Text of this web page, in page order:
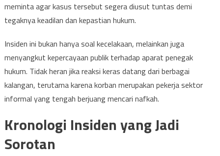
meminta agar kasus tersebut segera diusut tuntas demi
tegaknya keadilan dan kepastian hukum.
Insiden ini bukan hanya soal kecelakaan, melainkan juga
menyangkut kepercayaan publik terhadap aparat penegak
hukum. Tidak heran jika reaksi keras datang dari berbagai
kalangan, terutama karena korban merupakan pekerja sektor
informal yang tengah berjuang mencari nafkah.
Kronologi Insiden yang Jadi
Sorotan